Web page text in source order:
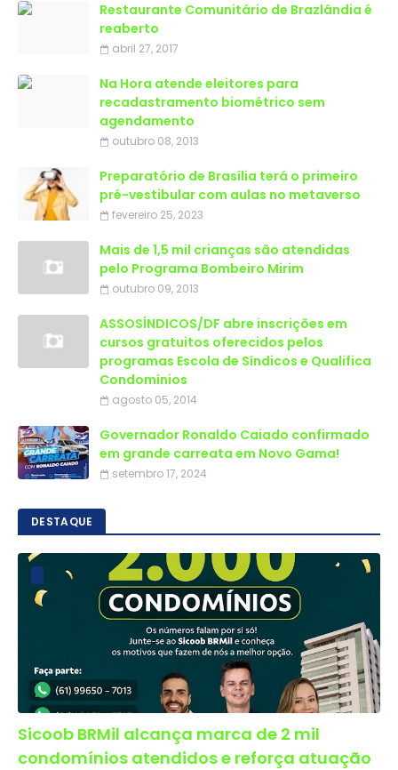
Restaurante Comunitário de Brazlândia é
reaberto
abril 27, 2017
Na Hora atende eleitores para
recadastramento biométrico sem
agendamento
outubro 08, 2013
Preparatório de Brasília terá o primeiro
pré-vestibular com aulas no metaverso
fevereiro 25, 2023
Mais de 1,5 mil crianças são atendidas
outubro 09, 2013
ASSOSÍNDICOS/DF abre inscrições em
cursos gratuitos oferecidos pelos
programas Escola de Síndicos e Qualifica
Condomínios
agosto 05, 2014
Governador Ronaldo Caiado confirmado
em grande carreata em Novo Gama!
setembro 17, 2024
DESTAQUE
Sicoob BRMil alcança marca de 2 mil
condomínios atendidos e reforça atuação